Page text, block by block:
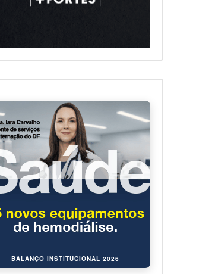
BALANÇO INSTITUCIONAL 2026